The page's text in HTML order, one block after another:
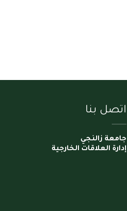
اتصل بنا
جامعة زالنجي
إدارة العلاقات الخارجية